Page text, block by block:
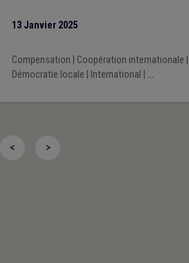
13 Janvier 2025
Compensation Coopération internationale
Démocratie locale
International ...
< >